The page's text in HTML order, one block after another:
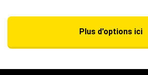
Plus d'options ici